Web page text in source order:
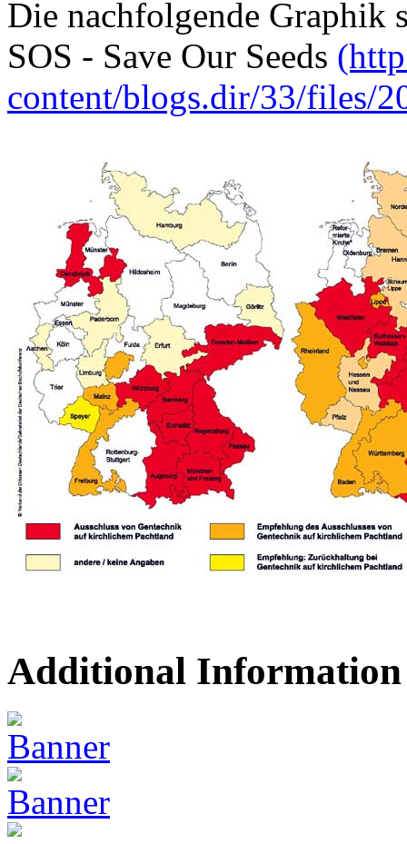
Die nachfolgende Graphik
SOS - Save Our Seeds
content/blogs.dir/33/files/
Additional Information